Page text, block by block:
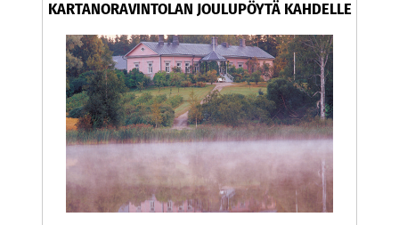
KARTANORAVINTOLAN JOULUPÖYTÄ KAHDELLE